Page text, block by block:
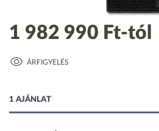
1 982 990 Ft-tól
ÁRFIGYELÉS
1 AJÁNLAT